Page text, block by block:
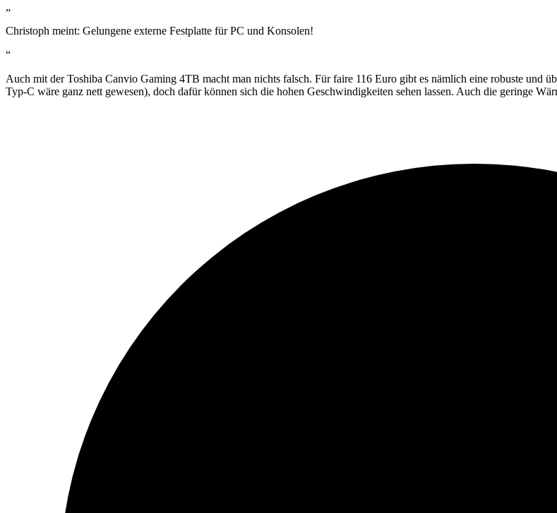
„
Christoph meint: Gelungene externe Festplatte für PC und Konsolen!
“
Auch mit der Toshiba Canvio Gaming 4TB macht man nichts falsch. Für faire 116 Euro gibt es nämlich eine robuste und
Typ-C wäre ganz nett gewesen), doch dafür können sich die hohen Geschwindigkeiten sehen lassen. Auch die geringe